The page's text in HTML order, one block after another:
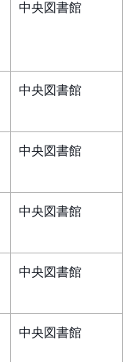
中央図書館
中央図書館
中央図書館
中央図書館
中央図書館
中央図書館